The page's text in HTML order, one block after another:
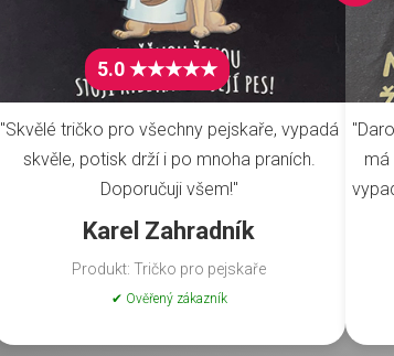
5.0 ★★★★★
"Skvělé tričko pro všechny pejskaře, vypadá
skvěle, potisk drží i po mnoha praních.
Doporučuji všem!"
Karel Zahradník
Produkt: Tričko pro pejskaře
✔ Ověřený zákazník
má